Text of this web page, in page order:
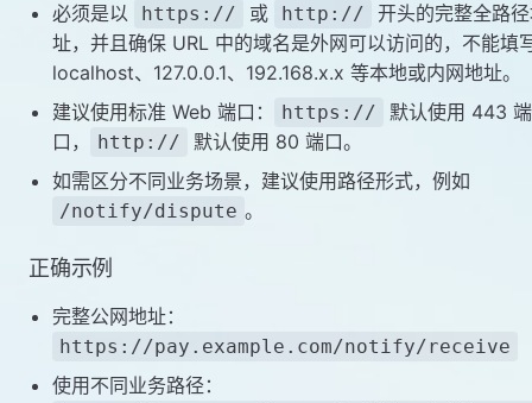
必须是以
https:// 或 http://
开头的完整全路
址，并且确保 URL 中的域名是外网可以访问的，不能填
localhost、127.0.0.1、192.168.x.x 等本地或内网地址。
建议使用标准 Web 端口：
https://
默认使用 443 端
口，
http://
默认使用 80 端口。
如需区分不同业务场景，建议使用路径形式，例如
/notify/dispute 。
正确示例
完整公网地址：
https://pay.example.com/notify/receive
使用不同业务路径：